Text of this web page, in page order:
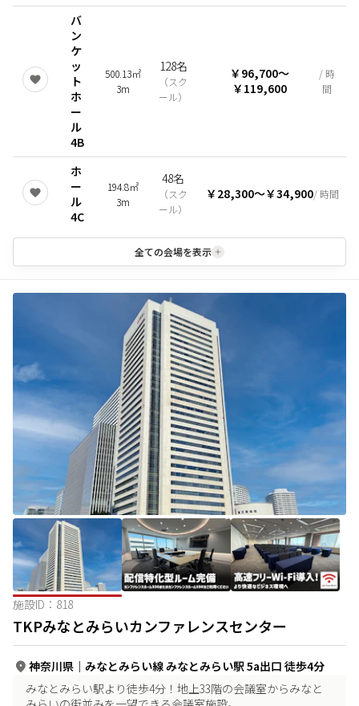
バ
ン
ケ
ッ
ト
ホ
ー
ル
4B
500.13㎡
3m
128名
（スク
ール）
￥96,700〜
￥119,600
/ 時
間
ホ
ー
ル
4C
194.8㎡
3m
48名
（スク
ール）
￥28,300〜￥34,900/ 時間
全ての会場を表示
施設ID： 818
TKPみなとみらいカンファレンスセンター
神奈川県 ｜ みなとみらい線 みなとみらい駅 5a出口 徒歩4分
みなとみらい駅より徒歩4分！地上33階の会議室からみなと